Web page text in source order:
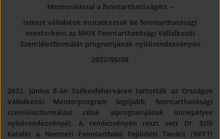
Mentorálással a fenntarthatóságért –
Ismert vállalatok mutatkoztak be fenntarthatósági
mentorként az MKIK Fenntarthatósági Vállalkozói
Szemléletformálás programjának nyitórendezvényén
2022/06/08
2022. június 8-án Székesfehérváron tartották az Országos
Vállalkozói Mentorprogram legújabb, fenntarthatósági
szemléletformálást célzó alprogramjának ünnepélyes
nyitórendezvényét. A rendezvényen részt vett Dr. Szili
Katalin a Nemzeti Fenntartható Fejlődési Tanács (NFFT)